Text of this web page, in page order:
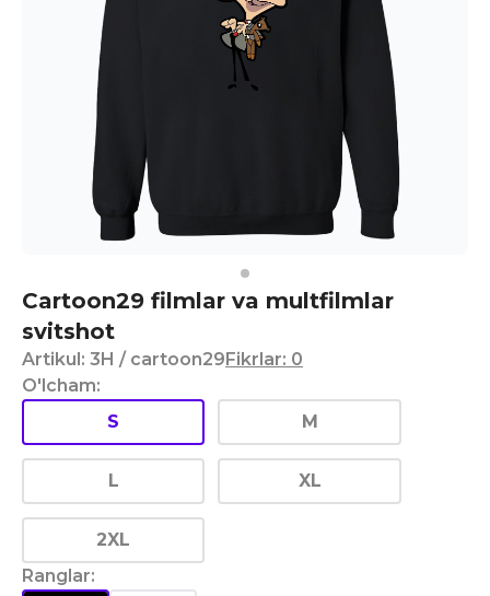
Cartoon29 filmlar va multfilmlar
svitshot
Artikul: 3H / cartoon29Fikrlar: 0
O'lcham:
S
M
L XL
2XL
Ranglar: